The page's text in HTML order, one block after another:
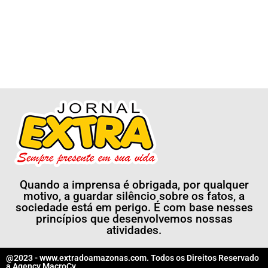
Quando a imprensa é obrigada, por qualquer
motivo, a guardar silêncio sobre os fatos, a
sociedade está em perigo. É com base nesses
princípios que desenvolvemos nossas
atividades.
@2023 - www.extradoamazonas.com. Todos os Direitos Reservado